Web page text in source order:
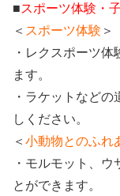
■スポーツ体験・
＜ スポーツ体験 ＞
・レクスポーツ
ます。
・ラケットなど
しください。
＜ 小動物とのふれ
・モルモット、
とができます。